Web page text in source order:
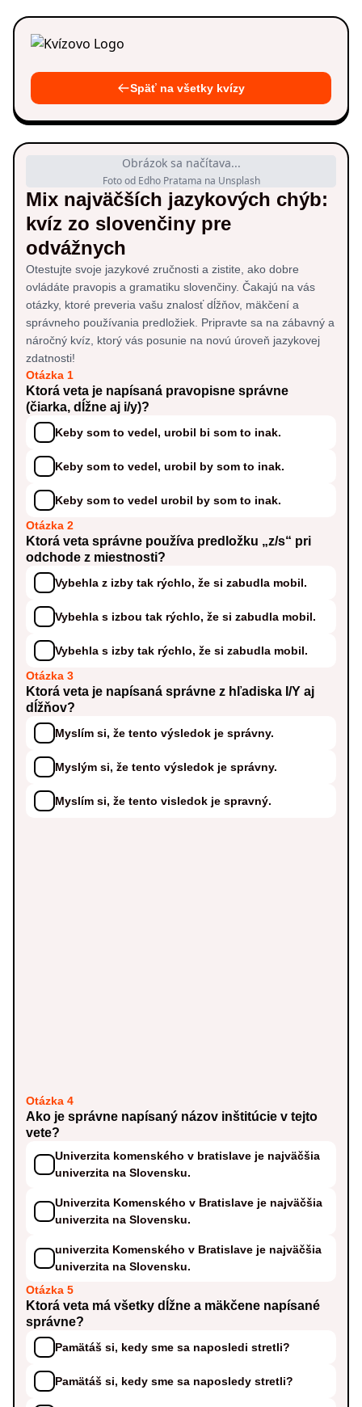
Späť na všetky kvízy
Obrázok sa načítava...
Foto od Edho Pratama na Unsplash
Mix najväčších jazykových chýb:
kvíz zo slovenčiny pre
odvážnych
Otestujte svoje jazykové zručnosti a zistite, ako dobre
ovládáte pravopis a gramatiku slovenčiny. Čakajú na vás
otázky, ktoré preveria vašu znalosť dĺžňov, mäkčení a
správneho používania predložiek. Pripravte sa na zábavný a
náročný kvíz, ktorý vás posunie na novú úroveň jazykovej
zdatnosti!
Otázka 1
Ktorá veta je napísaná pravopisne správne
(čiarka, dĺžne aj i/y)?
Keby som to vedel, urobil bi som to inak.
Keby som to vedel, urobil by som to inak.
Keby som to vedel urobil by som to inak.
Otázka 2
Ktorá veta správne používa predložku „z/s“ pri
odchode z miestnosti?
Vybehla z izby tak rýchlo, že si zabudla mobil.
Vybehla s izbou tak rýchlo, že si zabudla mobil.
Vybehla s izby tak rýchlo, že si zabudla mobil.
Otázka 3
Ktorá veta je napísaná správne z hľadiska I/Y aj
dĺžňov?
Myslím si, že tento výsledok je správny.
Myslým si, že tento výsledok je správny.
Myslím si, že tento visledok je spravný.
Otázka 4
Ako je správne napísaný názov inštitúcie v tejto
vete?
Univerzita komenského v bratislave je najväčšia
univerzita na Slovensku.
Univerzita Komenského v Bratislave je najväčšia
univerzita na Slovensku.
univerzita Komenského v Bratislave je najväčšia
univerzita na Slovensku.
Otázka 5
Ktorá veta má všetky dĺžne a mäkčene napísané
správne?
Pamätáš si, kedy sme sa naposledi stretli?
Pamätáš si, kedy sme sa naposledy stretli?